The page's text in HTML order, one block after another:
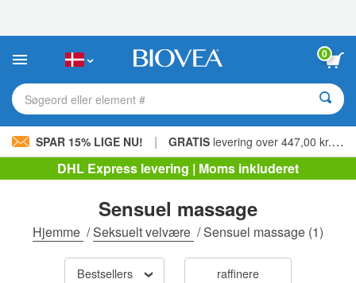
websted
0
Søgeord eller element #
SPAR 15% LIGE NU! | GRATIS levering over 447,00 kr. »
DHL Express levering | Moms inkluderet
Sensuel massage
Hjemme /Seksuelt velvære /Sensuel massage (1)
Bestsellers raffinere